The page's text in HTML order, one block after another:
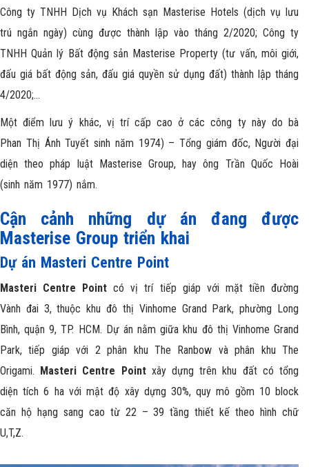
Công ty TNHH Dịch vụ Khách sạn Masterise Hotels (dịch vụ lưu
trú ngắn ngày) cùng được thành lập vào tháng 2/2020; Công ty
TNHH Quản lý Bất động sản Masterise Property (tư vấn, môi giới,
đấu giá bất động sản, đấu giá quyền sử dụng đất) thành lập tháng
4/2020;…
Một điểm lưu ý khác, vị trí cấp cao ở các công ty này do bà
Phan Thị Ánh Tuyết sinh năm 1974) – Tổng giám đốc, Người đại
diện theo pháp luật Masterise Group, hay ông Trần Quốc Hoài
(sinh năm 1977) nắm.
Cận cảnh những dự án đang được
Masterise Group triển khai
Dự án Masteri Centre Point
Masteri Centre Point có vị trí tiếp giáp với mặt tiền đường
Vành đai 3, thuộc khu đô thị Vinhome Grand Park, phường Long
Bình, quận 9, TP. HCM. Dự án nằm giữa khu đô thị Vinhome Grand
Park, tiếp giáp với 2 phân khu The Ranbow và phân khu The
Origami. Masteri Centre Pointxây dựng trên khu đất có tổng
diện tích 6 ha với mật độ xây dựng 30%, quy mô gồm 10 block
căn hộ hạng sang cao từ 22 – 39 tầng thiết kế theo hình chữ
U,T,Z.